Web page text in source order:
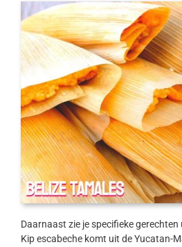
Daarnaast zie je specifieke
Kip escabeche komt uit de Yucatan-